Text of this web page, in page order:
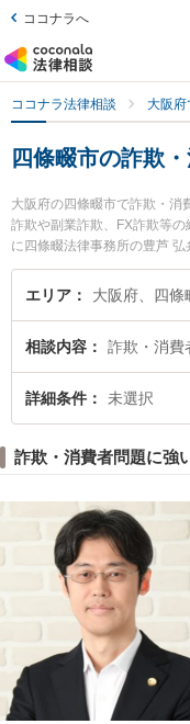
ココナラへ
ココナラ法律相談 大阪府
四條畷市の詐欺
大阪府の四條畷市で詐欺・消
詐欺や副業詐欺、FX詐欺等
に四條畷法律事務所の豊芦
どが注目されています。『四
のトラブルを今すぐに弁護
談者さんにおすすめです。
エリア 大阪府、四條
相談内容 詐欺・消費
詳細条件 未選択
詐欺・消費者問題に強